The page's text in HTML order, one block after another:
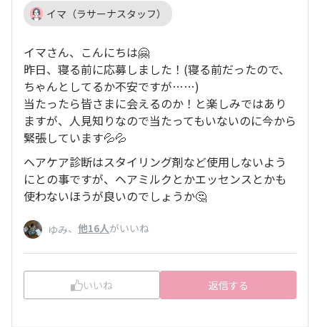
イマ（ラサーナスタッフ）
イマさん、こんにちは🤗
昨日、寝る前に応募しました！(寝る前だったので、
ちゃんとしてるか不安ですが……)
当たったら皆さまに会えるのか！と楽しみではあり
ますが、人見知りなので当たってもいないのに今から
緊張しています💦💦
ヘアケア診断はスタイリング剤など使用しないよう
にとの事ですが、ヘアミルクとかエッセンスとかも
使わないほうが良いのでしょうか🤔
ゆみ、 他16人がいいね
いいね 返信する